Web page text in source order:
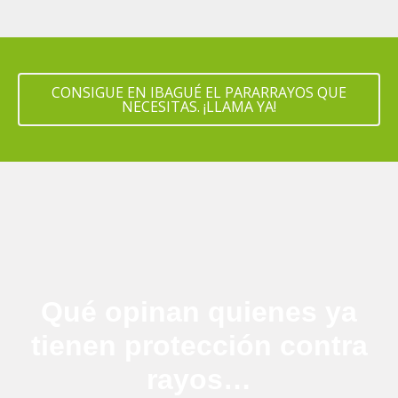
CONSIGUE EN IBAGUÉ EL PARARRAYOS QUE
NECESITAS. ¡LLAMA YA!